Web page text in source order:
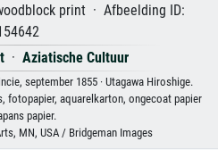
print · Afbeelding ID:
· Aziatische Cultuur
september 1855 · Utagawa Hiroshige.
fotopapier, aquarelkarton, ongecoat papier
papier.
MN, USA / Bridgeman Images